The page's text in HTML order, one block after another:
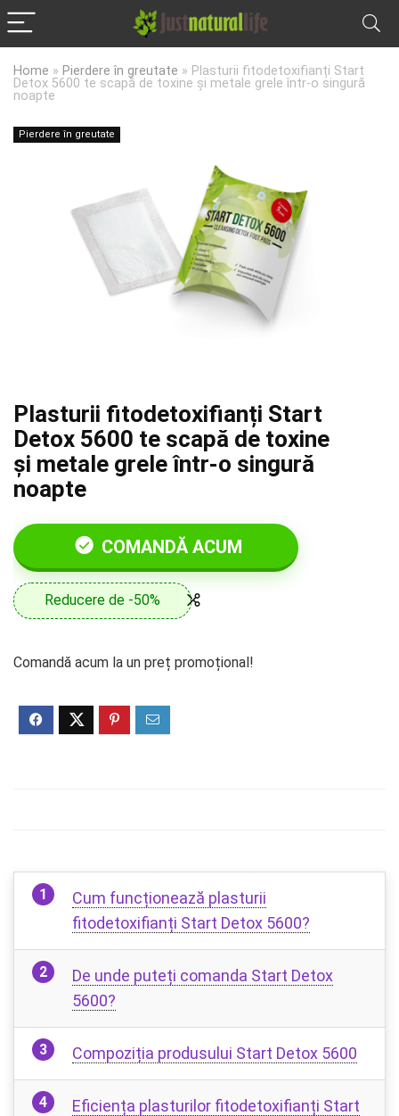
Home » Pierdere în greutate » Plasturii fitodetoxifianți Start
Detox 5600 te scapă de toxine și metale grele într-o singură
noapte
Pierdere în greutate
Plasturii fitodetoxifianți Start
Detox 5600 te scapă de toxine
și metale grele într-o singură
noapte
COMANDĂ ACUM
Reducere de -50%
Comandă acum la un preț promoțional!
Cum funcționează plasturii
fitodetoxifianți Start Detox 5600?
De unde puteți comanda Start Detox
5600?
Compoziția produsului Start Detox 5600
Eficiența plasturilor fitodetoxifianți Start